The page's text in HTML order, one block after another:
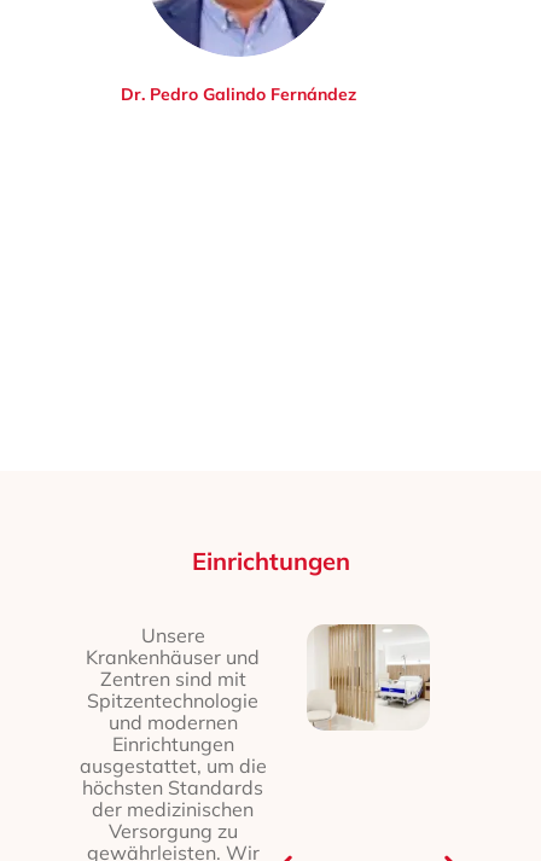
Dr. Pedro Galindo Fernández
Einrichtungen
Unsere
Krankenhäuser und
Zentren sind mit
Spitzentechnologie
und modernen
Einrichtungen
ausgestattet, um die
höchsten Standards
der medizinischen
Versorgung zu
gewährleisten. Wir